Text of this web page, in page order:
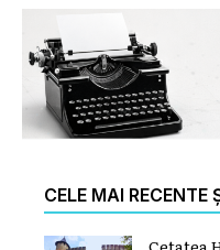
CELE MAI RECENTE
Cetatea